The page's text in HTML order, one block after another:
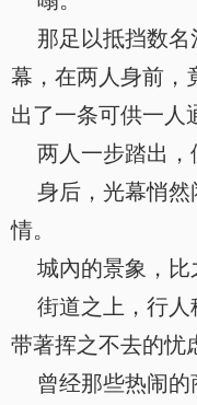
那足以抵挡数名
幕，在两人身前，
出了一条可供一人
两人一步踏出，
身后，光幕悄然
情。
城內的景象，比
街道之上，行人
带著挥之不去的忧
曾经那些热闹的